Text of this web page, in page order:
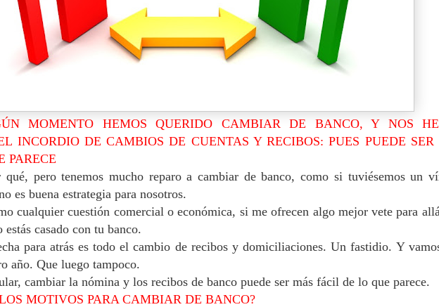
MOMENTO HEMOS QUERIDO CAMBIAR DE BANCO, Y NOS
INCORDIO DE CAMBIOS DE CUENTAS Y RECIBOS: PUES PUEDE SER
PARECE
pero tenemos mucho reparo a cambiar de banco, como si tuviésemos un
es buena estrategia para nosotros.
cualquier cuestión comercial o económica, si me ofrecen algo mejor vete para
estás casado con tu banco.
para atrás es todo el cambio de recibos y domiciliaciones.Un fastidio. Y
año. Que luego tampoco.
cambiar la nómina y los recibos de banco puede ser más fácil de lo que parece.
MOTIVOS PARA CAMBIAR DE BANCO?